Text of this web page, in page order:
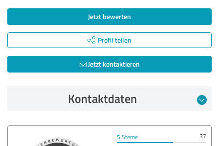
Jetzt bewerten
Profil teilen
Jetzt kontaktieren
Kontaktdaten
5 Sterne
37